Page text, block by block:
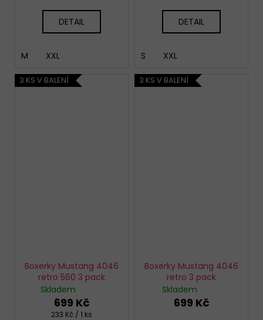
DETAIL
M XXL
DETAIL
S XXL
3 KS V BALENÍ
Boxerky Mustang 4046
retro 560 3 pack
Skladem
699 Kč
Měrná
233 Kč / 1 ks
3 KS V BALENÍ
Boxerky Mustang 4046
retro 3 pack
Skladem
699 Kč